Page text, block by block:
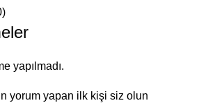
yapılmadı.
yorum yapan ilk kişi siz olun